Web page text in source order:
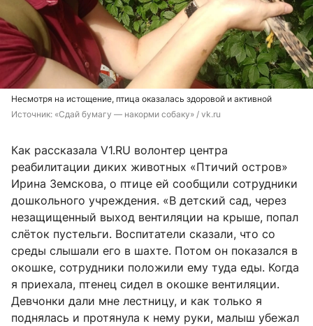
Несмотря на истощение, птица оказалась здоровой и активной
Источник: «Сдай бумагу — накорми собаку» / vk.ru
Как рассказала V1.RU волонтер центра
реабилитации диких животных «Птичий остров»
Ирина Земскова, о птице ей сообщили сотрудники
дошкольного учреждения. «В детский сад, через
незащищенный выход вентиляции на крыше, попал
слёток пустельги. Воспитатели сказали, что со
среды слышали его в шахте. Потом он показался в
окошке, сотрудники положили ему туда еды. Когда
я приехала, птенец сидел в окошке вентиляции.
Девчонки дали мне лестницу, и как только я
поднялась и протянула к нему руки, малыш убежал